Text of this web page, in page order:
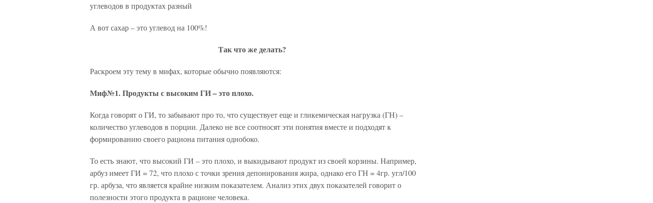
углеводов в продуктах разный
А вот сахар – это углевод на 100%!
Так что же делать?
Раскроем эту тему в мифах, которые обычно появляются:
Миф№1. Продукты с высоким ГИ – это плохо.
Когда говорят о ГИ, то забывают про то, что существует еще и гликемическая нагрузка (ГН) –
количество углеводов в порции. Далеко не все соотносят эти понятия вместе и подходят к
формированию своего рациона питания однобоко.
То есть знают, что высокий ГИ – это плохо, и выкидывают продукт из своей корзины. Например,
арбуз имеет ГИ = 72, что плохо с точки зрения депонирования жира, однако его ГН = 4гр. угл/100
гр. арбуза, что является крайне низким показателем. Анализ этих двух показателей говорит о
полезности этого продукта в рационе человека.